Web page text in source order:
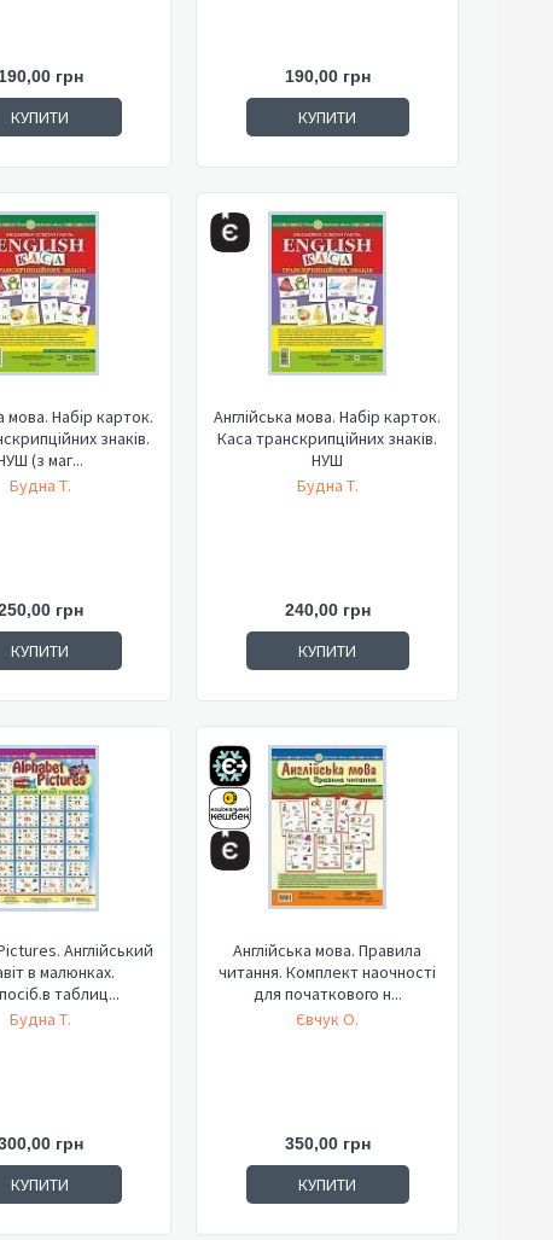
190,00 грн
КУПИТИ
190,00 грн
КУПИТИ
мова. Набір карток.
знаків.
(з маг...
Будна Т.
грн
КУПИТИ
Англійська мова. Набір карток.
Каса транскрипційних знаків.
НУШ
Будна Т.
240,00 грн
КУПИТИ
Англійський
в малюнках.
таблиц...
Будна Т.
грн
КУПИТИ
Англійська мова. Правила
читання. Комплект наочності
для початкового н...
Євчук О.
350,00 грн
КУПИТИ